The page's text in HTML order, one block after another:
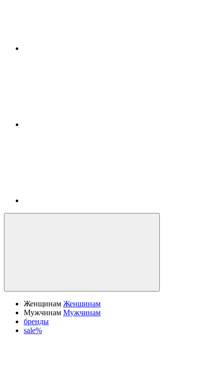
Женщинам Женщинам
Мужчинам Мужчинам
бренды
sale%